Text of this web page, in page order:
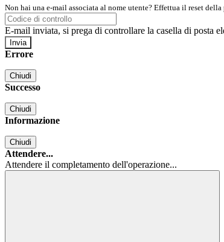
Non hai una e-mail associata al nome utente? Effettua il reset della
E-mail inviata, si prega di controllare la casella di posta
Errore
Chiudi
Successo
Chiudi
Informazione
Chiudi
Attendere...
Attendere il completamento dell'operazione...